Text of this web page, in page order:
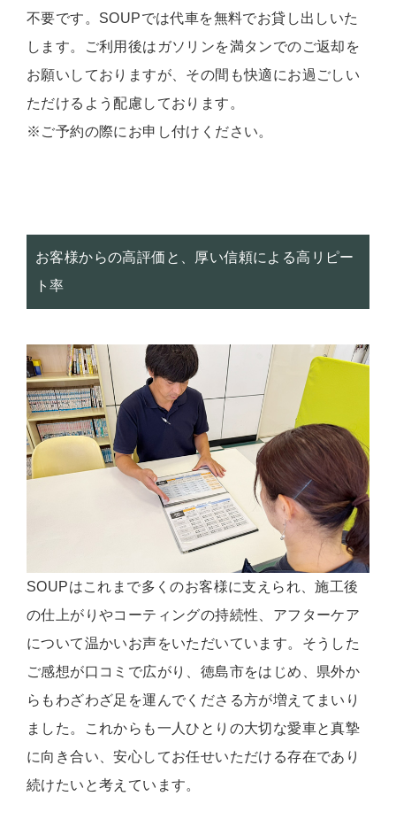
不要です。SOUPでは代車を無料でお貸し出しいた
します。ご利用後はガソリンを満タンでのご返却を
お願いしておりますが、その間も快適にお過ごしい
ただけるよう配慮しております。
※ご予約の際にお申し付けください。
お客様からの高評価と、厚い信頼による高リピー
ト率
SOUPはこれまで多くのお客様に支えられ、施工後
の仕上がりやコーティングの持続性、アフターケア
について温かいお声をいただいています。そうした
ご感想が口コミで広がり、徳島市をはじめ、県外か
らもわざわざ足を運んでくださる方が増えてまいり
ました。これからも一人ひとりの大切な愛車と真摯
に向き合い、安心してお任せいただける存在であり
続けたいと考えています。